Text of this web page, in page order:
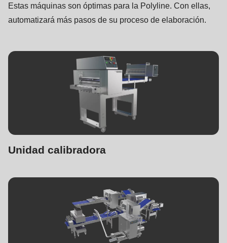
Estas máquinas son óptimas para la Polyline. Con ellas,
automatizará más pasos de su proceso de elaboración.
Unidad calibradora